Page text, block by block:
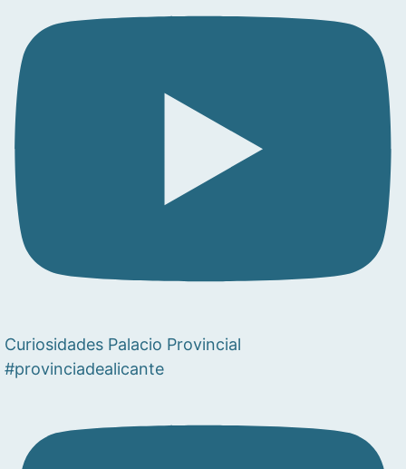
Curiosidades Palacio Provincial
#provinciadealicante